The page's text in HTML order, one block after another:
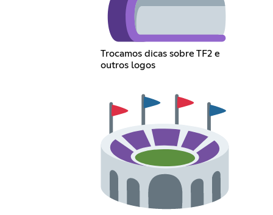
Trocamos dicas sobre TF2 e
outros logos